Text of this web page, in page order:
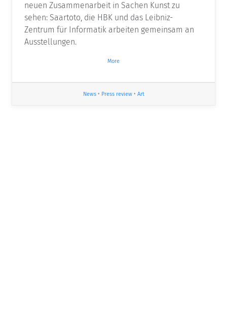
neuen Zusammenarbeit in Sachen Kunst zu
sehen: Saartoto, die HBK und das Leibniz-
Zentrum für Informatik arbeiten gemeinsam an
Ausstellungen.
More
News• Press review• Art